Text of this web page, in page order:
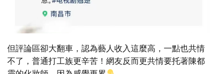
但評論區卻大翻車，認為藝人收入這麼高，一點也共情
不了，普通打工族更辛苦！網友反而更共情要托著陳都